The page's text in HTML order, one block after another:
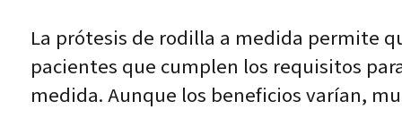
La prótesis de rodilla a medida permite
pacientes que cumplen los requisitos
medida. Aunque los beneficios varían,